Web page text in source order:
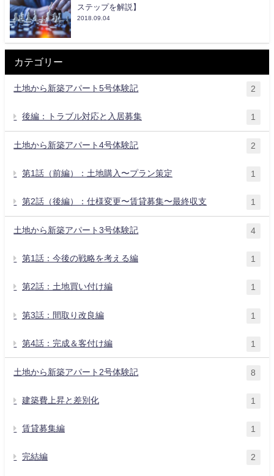
ステップを解説】
2018.09.04
カテゴリー
土地から新築アパート5号体験記 2
後編：トラブル対応と入居募集 1
土地から新築アパート4号体験記 2
第1話（前編）：土地購入〜プラン策定 1
第2話（後編）：仕様変更〜賃貸募集〜最終収支 1
土地から新築アパート3号体験記 4
第1話：今後の戦略を考える編 1
第2話：土地買い付け編 1
第3話：間取り改良編 1
第4話：完成＆客付け編 1
土地から新築アパート2号体験記 8
建築費上昇と差別化 1
賃貸募集編 1
完結編 2